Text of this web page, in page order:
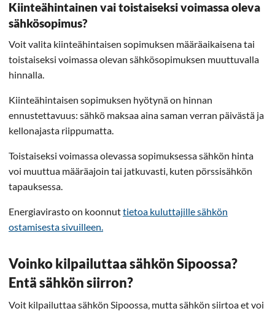
Kiinteähintainen vai toistaiseksi voimassa oleva
sähkösopimus?
Voit valita kiinteähintaisen sopimuksen määräaikaisena tai
toistaiseksi voimassa olevan sähkösopimuksen muuttuvalla
hinnalla.
Kiinteähintaisen sopimuksen hyötynä on hinnan
ennustettavuus: sähkö maksaa aina saman verran päivästä ja
kellonajasta riippumatta.
Toistaiseksi voimassa olevassa sopimuksessa sähkön hinta
voi muuttua määräajoin tai jatkuvasti, kuten pörssisähkön
tapauksessa.
Energiavirasto on koonnuttietoa kuluttajille sähkön
ostamisesta sivuilleen.
Voinko kilpailuttaa sähkön Sipoossa?
Entä sähkön siirron?
Voit kilpailuttaa sähkön Sipoossa, mutta sähkön siirtoa et voi